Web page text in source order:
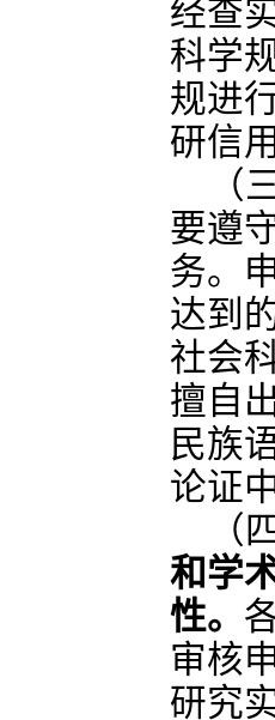
经查
科学
规进
研信
（
要遵
务。
达到
社会
擅自
民族
论证
（
和学
性。
审核
研究